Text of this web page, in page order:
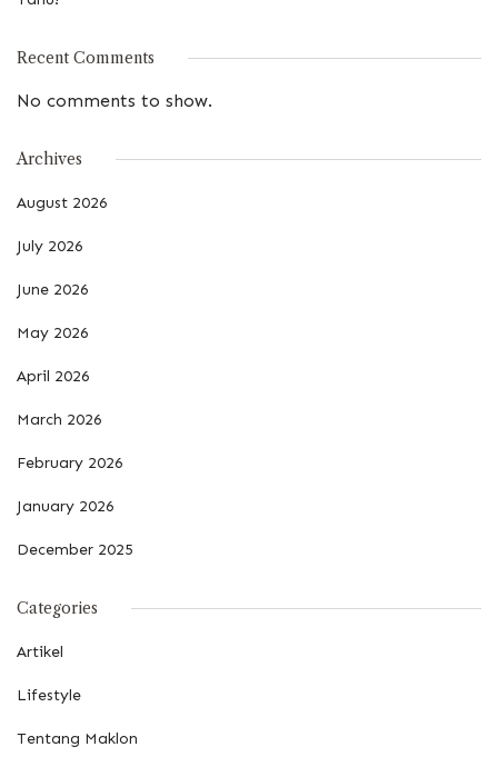
Recent Comments
No comments to show.
Archives
August 2026
July 2026
June 2026
May 2026
April 2026
March 2026
February 2026
January 2026
December 2025
Categories
Artikel
Lifestyle
Tentang Maklon